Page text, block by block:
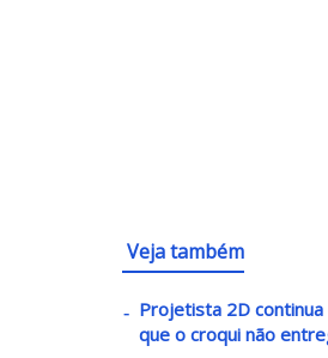
Veja também
Projetista 2D
que o croqui não